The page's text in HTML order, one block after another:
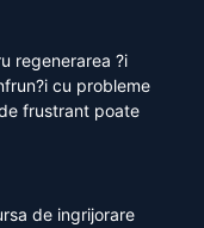
regenerarea ?i
cu probleme
frustrant poate
de ingrijorare